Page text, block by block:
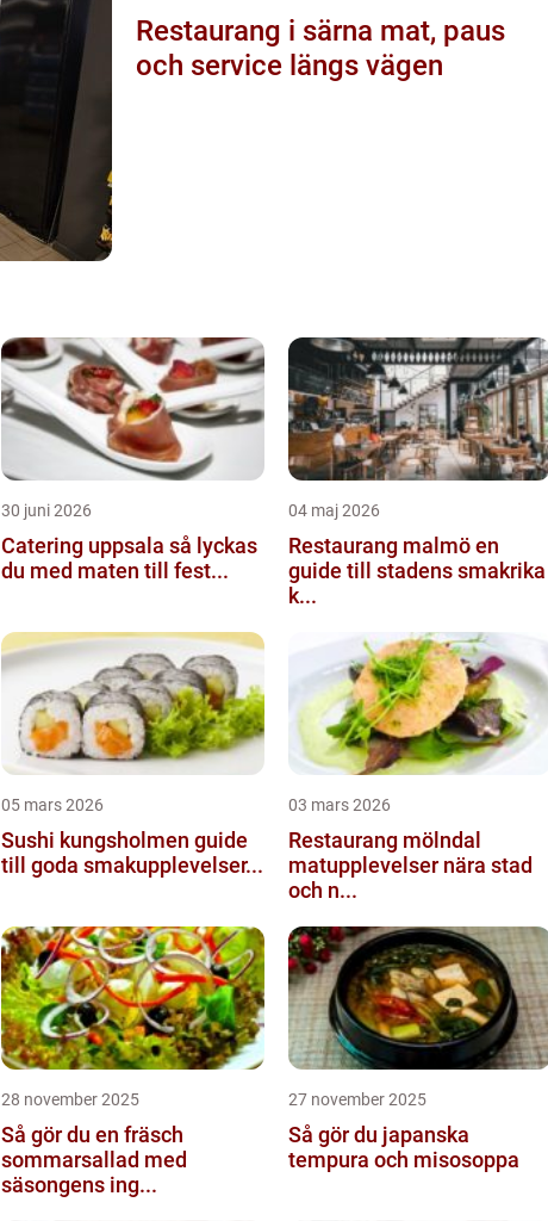
Restaurang i särna mat, paus
och service längs vägen
30 juni 2026
Catering uppsala så lyckas
du med maten till fest...
04 maj 2026
Restaurang malmö en
guide till stadens smakrika
k...
05 mars 2026
Sushi kungsholmen guide
till goda smakupplevelser...
03 mars 2026
Restaurang mölndal
matupplevelser nära stad
och n...
28 november 2025
Så gör du en fräsch
sommarsallad med
säsongens ing...
27 november 2025
Så gör du japanska
tempura och misosoppa